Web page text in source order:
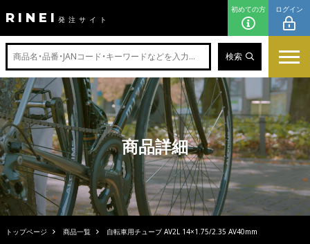
RINEI 発注サイト
初めての方 ログイン
検索
商品詳細
トップページ 商品一覧 自転車用チューブ AV2L 14×1.75/2.35 AV40mm